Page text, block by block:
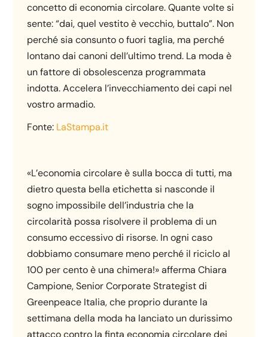
concetto di economia circolare. Quante volte si
sente: “dai, quel vestito è vecchio, buttalo”. Non
perché sia consunto o fuori taglia, ma perché
lontano dai canoni dell’ultimo trend. La moda è
un fattore di obsolescenza programmata
indotta. Accelera l’invecchiamento dei capi nel
vostro armadio.
Fonte: LaStampa.it
«L’economia circolare è sulla bocca di tutti, ma
dietro questa bella etichetta si nasconde il
sogno impossibile dell’industria che la
circolarità possa risolvere il problema di un
consumo eccessivo di risorse. In ogni caso
dobbiamo consumare meno perché il riciclo al
100 per cento è una chimera!» afferma Chiara
Campione, Senior Corporate Strategist di
Greenpeace Italia, che proprio durante la
settimana della moda ha lanciato un durissimo
attacco contro la finta economia circolare dei